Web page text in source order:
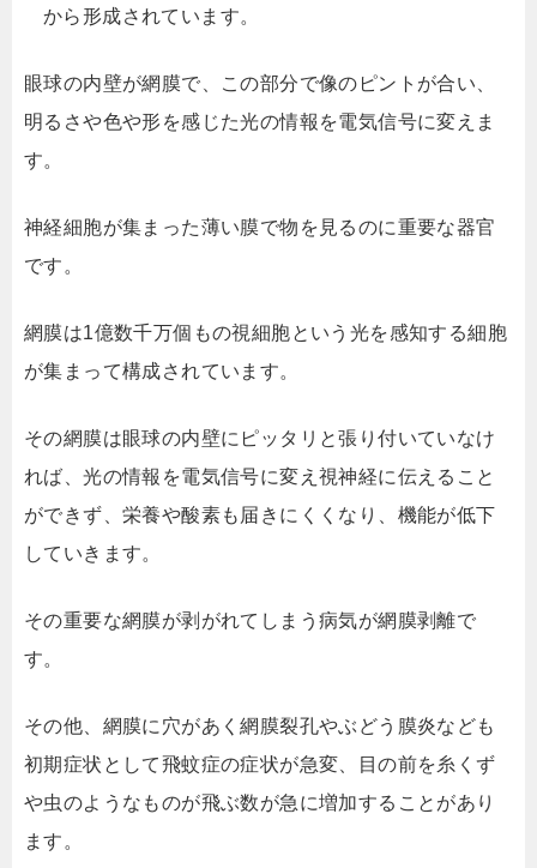
から形成されています。
眼球の内壁が網膜で、この部分で像のピントが合い、
明るさや色や形を感じた光の情報を電気信号に変えま
す。
神経細胞が集まった薄い膜で物を見るのに重要な器官
です。
網膜は1億数千万個もの視細胞という光を感知する細胞
が集まって構成されています。
その網膜は眼球の内壁にピッタリと張り付いていなけ
れば、光の情報を電気信号に変え視神経に伝えること
ができず、栄養や酸素も届きにくくなり、機能が低下
していきます。
その重要な網膜が剥がれてしまう病気が網膜剥離で
す。
その他、網膜に穴があく網膜裂孔やぶどう膜炎なども
初期症状として飛蚊症の症状が急変、目の前を糸くず
や虫のようなものが飛ぶ数が急に増加することがあり
ます。